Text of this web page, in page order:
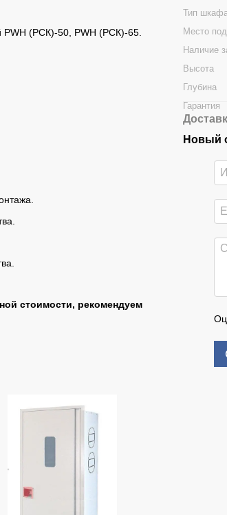
(РСК)-50, PWH (РСК)-65.
стоимости, рекомендуем
Тип
Место
Наличие
Высота
Глубина
Гарантия
Новый